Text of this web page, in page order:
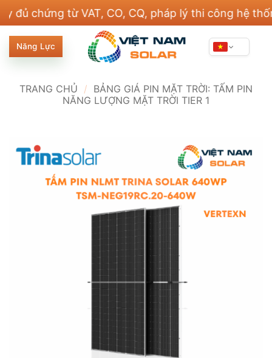
qua
nội
dung
từ VAT, CO, CQ, pháp lý thi công hệ thống
Năng Lực
TRANG CHỦ / BẢNG GIÁ PIN MẶT TRỜI: TẤM PIN
NĂNG LƯỢNG MẶT TRỜI TIER 1